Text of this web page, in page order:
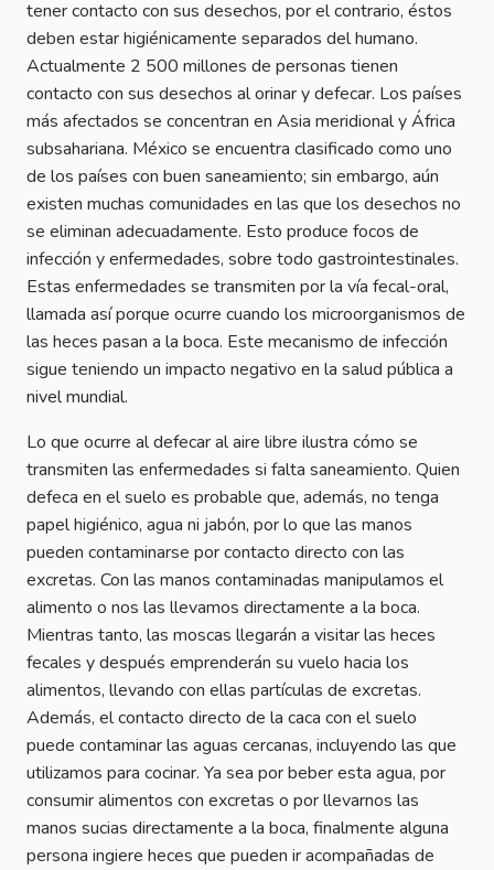
tener contacto con sus desechos, por el contrario, éstos
deben estar higiénicamente separados del humano.
Actualmente 2 500 millones de personas tienen
contacto con sus desechos al orinar y defecar. Los países
más afectados se concentran en Asia meridional y África
subsahariana. México se encuentra clasificado como uno
de los países con buen saneamiento; sin embargo, aún
existen muchas comunidades en las que los desechos no
se eliminan adecuadamente. Esto produce focos de
infección y enfermedades, sobre todo gastrointestinales.
Estas enfermedades se transmiten por la vía fecal-oral,
llamada así porque ocurre cuando los microorganismos de
las heces pasan a la boca. Este mecanismo de infección
sigue teniendo un impacto negativo en la salud pública a
nivel mundial.
Lo que ocurre al defecar al aire libre ilustra cómo se
transmiten las enfermedades si falta saneamiento. Quien
defeca en el suelo es probable que, además, no tenga
papel higiénico, agua ni jabón, por lo que las manos
pueden contaminarse por contacto directo con las
excretas. Con las manos contaminadas manipulamos el
alimento o nos las llevamos directamente a la boca.
Mientras tanto, las moscas llegarán a visitar las heces
fecales y después emprenderán su vuelo hacia los
alimentos, llevando con ellas partículas de excretas.
Además, el contacto directo de la caca con el suelo
puede contaminar las aguas cercanas, incluyendo las que
utilizamos para cocinar. Ya sea por beber esta agua, por
consumir alimentos con excretas o por llevarnos las
manos sucias directamente a la boca, finalmente alguna
persona ingiere heces que pueden ir acompañadas de